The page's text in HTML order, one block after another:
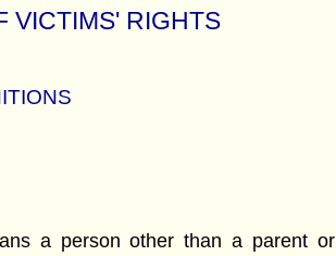
VICTIMS' RIGHTS
a person other than a parent or